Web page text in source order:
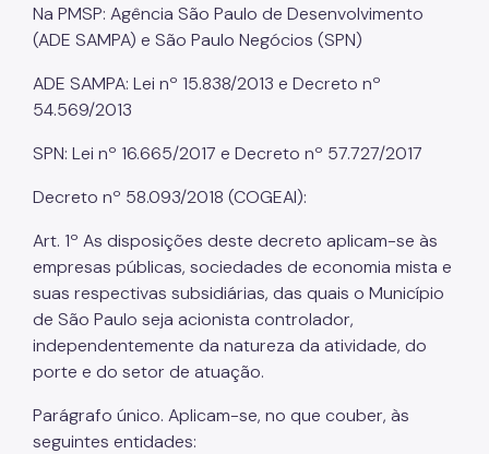
Pagamento de Precatórios
RSATM
Manuais e Orientações
Legislação Tributária Paulistana
Proteção à Privacidade
Instituto de Previdência Municipal - IPREM
Na PMSP: Agência São Paulo de Desenvolvimento
(ADE SAMPA) e São Paulo Negócios (SPN)
ADE SAMPA: Lei nº 15.838/2013 e Decreto nº
54.569/2013
SPN: Lei nº 16.665/2017 e Decreto nº 57.727/2017
Decreto nº 58.093/2018 (COGEAI):
Art. 1º As disposições deste decreto aplicam-se às
empresas públicas, sociedades de economia mista e
suas respectivas subsidiárias, das quais o Município
de São Paulo seja acionista controlador,
independentemente da natureza da atividade, do
porte e do setor de atuação.
Parágrafo único. Aplicam-se, no que couber, às
seguintes entidades: